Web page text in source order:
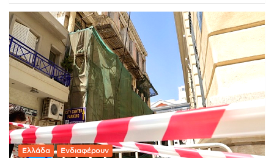
Ελλάδα Ενδιαφέρουν